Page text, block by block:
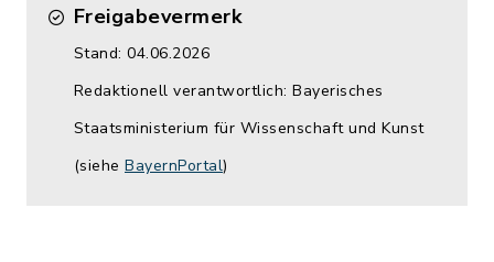
Freigabevermerk
Stand: 04.06.2026
Redaktionell verantwortlich: Bayerisches
Staatsministerium für Wissenschaft und Kunst
(siehe BayernPortal)